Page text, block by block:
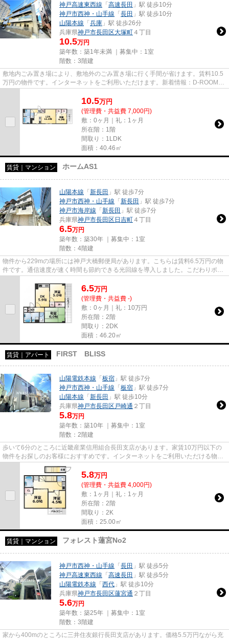
神戸高速東西線 「 高速長田 」駅 徒歩10分
神戸市西神・山手線 「 長田 」駅 徒歩10分
山陽本線 「 兵庫 」駅 徒歩26分
兵庫県神戸市長田区大塚町 ４丁目
10.5万円
築年数：築1年未満 ｜募集中： 1室
階数：3階建
敷地内ごみ置き場により、敷地外のごみ置き場に行く手間が省けます。賃料10.5
万円の物件です。インターネットをご利用いただけます。新着情報：D-ROOM大
10.5万円
(管理費・共益費 7,000円)
敷：0ヶ月｜礼：1ヶ月
所在階：1階
間取り：1LDK
面積：40.46㎡
賃貸｜マンション ホームAS1
山陽本線 「 新長田 」駅 徒歩7分
神戸市西神・山手線 「 新長田 」駅 徒歩7分
神戸市海岸線 「 新長田 」駅 徒歩7分
兵庫県神戸市長田区 日吉町 ４丁目
6.5万円
築年数：築30年 ｜募集中： 1室
階数：4階建
物件から229mの場所には神戸大橋郵便局があります。こちらは賃料6.5万円の物
件です。通信速度が速く時間も節約できる光回線を導入しました。こだわりポイ
6.5万円
(管理費・共益費 -)
敷：0ヶ月｜礼：10万円
所在階：2階
間取り：2DK
面積：46.20㎡
賃貸｜アパート FIRST BLISS
山陽電鉄本線 「 板宿 」駅 徒歩7分
神戸市西神・山手線 「 板宿 」駅 徒歩7分
山陽本線 「 新長田 」駅 徒歩10分
兵庫県神戸市長田区 戸崎通 ２丁目
5.8万円
築年数：築10年 ｜募集中： 1室
階数：2階建
歩いて6分のところに近畿産業信用組合長田支店があります。家賃10万円以下の
物件をお探しのお客様におすすめです。インターネットをご利用いただける物件
です。新着情報：FIRST BLISS...
5.8万円
(管理費・共益費 4,000円)
敷：1ヶ月｜礼：1ヶ月
所在階：2階
間取り：2K
面積：25.00㎡
賃貸｜マンション フォレスト蓮宮No2
神戸市西神・山手線 「 長田 」駅 徒歩5分
神戸高速東西線 「 高速長田 」駅 徒歩5分
山陽電鉄本線 「 西代 」駅 徒歩10分
兵庫県神戸市長田区蓮宮通 ２丁目
5.6万円
築年数：築25年 ｜募集中： 1室
階数：3階建
家から400mのところに三井住友銀行長田支店があります。価格5.5万円ながら充